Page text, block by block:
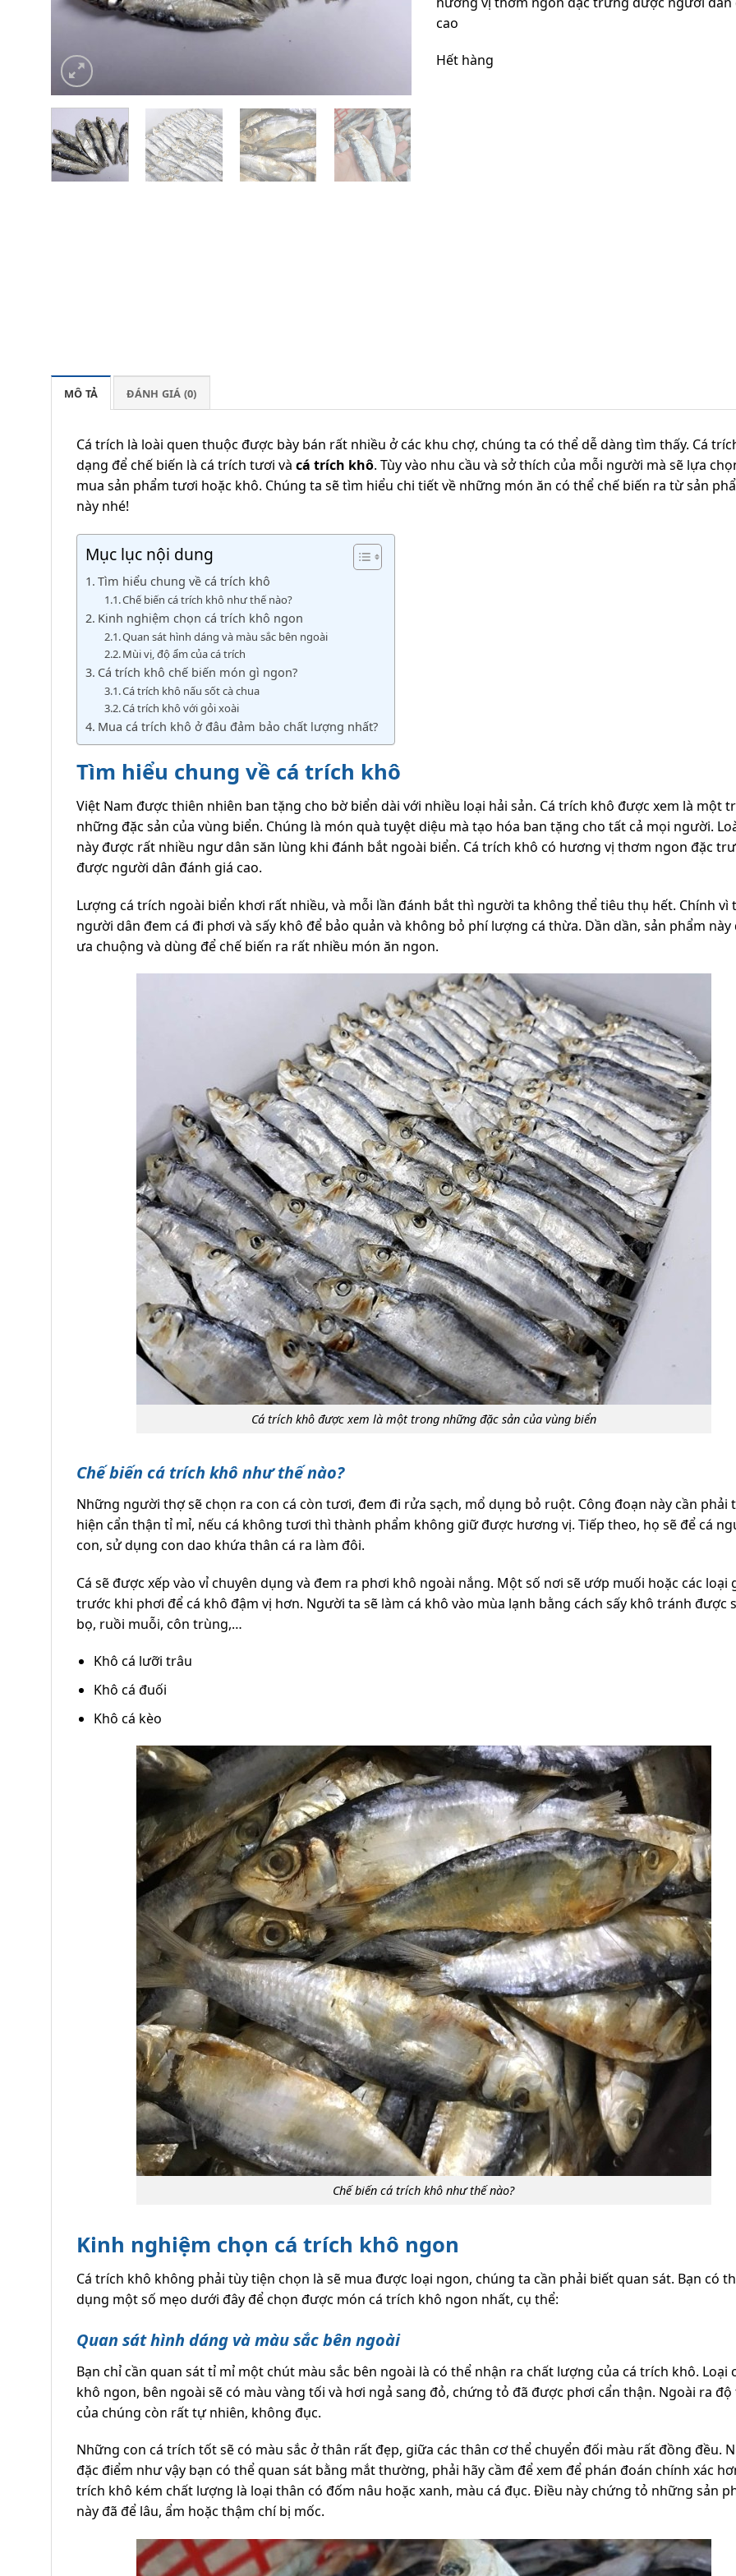
cao
Hết hàng
MÔ TẢ ĐÁNH GIÁ (0)
Cá trích là loài quen thuộc được bày bán rất nhiều ở các khu chợ, chúng ta có thể dễ dàng tìm thấy. Cá
dạng để chế biến là cá trích tươi và cá trích khô. Tùy vào nhu cầu và sở thích của mỗi người mà sẽ lựa
mua sản phẩm tươi hoặc khô. Chúng ta sẽ tìm hiểu chi tiết về những món ăn có thể chế biến ra từ sản
này nhé!
Mục lục nội dung
Tìm hiểu chung về cá trích khô
Chế biến cá trích khô như thế nào?
Kinh nghiệm chọn cá trích khô ngon
Quan sát hình dáng và màu sắc bên ngoài
Mùi vị, độ ẩm của cá trích
Cá trích khô chế biến món gì ngon?
Cá trích khô nấu sốt cà chua
Cá trích khô với gỏi xoài
Mua cá trích khô ở đâu đảm bảo chất lượng nhất?
Tìm hiểu chung về cá trích khô
Việt Nam được thiên nhiên ban tặng cho bờ biển dài với nhiều loại hải sản. Cá trích khô được xem là một
những đặc sản của vùng biển. Chúng là món quà tuyệt diệu mà tạo hóa ban tặng cho tất cả mọi người.
này được rất nhiều ngư dân săn lùng khi đánh bắt ngoài biển. Cá trích khô có hương vị thơm ngon đặc
được người dân đánh giá cao.
Lượng cá trích ngoài biển khơi rất nhiều, và mỗi lần đánh bắt thì người ta không thể tiêu thụ hết. Chính vì
người dân đem cá đi phơi và sấy khô để bảo quản và không bỏ phí lượng cá thừa. Dần dần, sản phẩm này
ưa chuộng và dùng để chế biến ra rất nhiều món ăn ngon.
Cá trích khô được xem là một trong những đặc sản của vùng biển
Chế biến cá trích khô như thế nào?
Những người thợ sẽ chọn ra con cá còn tươi, đem đi rửa sạch, mổ dụng bỏ ruột. Công đoạn này cần phải
hiện cẩn thận tỉ mỉ, nếu cá không tươi thì thành phẩm không giữ được hương vị. Tiếp theo, họ sẽ để cá
con, sử dụng con dao khứa thân cá ra làm đôi.
Cá sẽ được xếp vào vỉ chuyên dụng và đem ra phơi khô ngoài nắng. Một số nơi sẽ ướp muối hoặc các loại
trước khi phơi để cá khô đậm vị hơn. Người ta sẽ làm cá khô vào mùa lạnh bằng cách sấy khô tránh được
bọ, ruồi muỗi, côn trùng,…
Khô cá lưỡi trâu
Khô cá đuối
Khô cá kèo
Chế biến cá trích khô như thế nào?
Kinh nghiệm chọn cá trích khô ngon
Cá trích khô không phải tùy tiện chọn là sẽ mua được loại ngon, chúng ta cần phải biết quan sát. Bạn có
dụng một số mẹo dưới đây để chọn được món cá trích khô ngon nhất, cụ thể:
Quan sát hình dáng và màu sắc bên ngoài
Bạn chỉ cần quan sát tỉ mỉ một chút màu sắc bên ngoài là có thể nhận ra chất lượng của cá trích khô. Loại
khô ngon, bên ngoài sẽ có màu vàng tối và hơi ngả sang đỏ, chứng tỏ đã được phơi cẩn thận. Ngoài ra
của chúng còn rất tự nhiên, không đục.
Những con cá trích tốt sẽ có màu sắc ở thân rất đẹp, giữa các thân cơ thể chuyển đối màu rất đồng đều.
đặc điểm như vậy bạn có thể quan sát bằng mắt thường, phải hãy cầm để xem để phán đoán chính xác
trích khô kém chất lượng là loại thân có đốm nâu hoặc xanh, màu cá đục. Điều này chứng tỏ những sản
này đã để lâu, ẩm hoặc thậm chí bị mốc.